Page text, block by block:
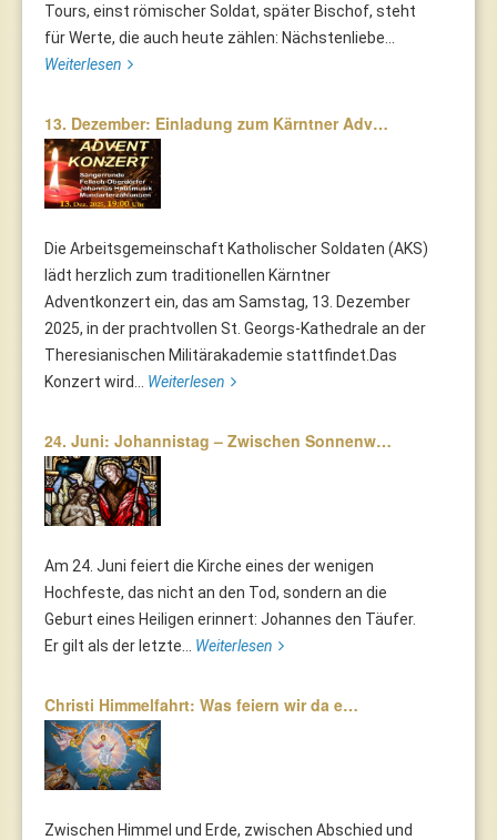
Tours, einst römischer Soldat, später Bischof, steht
für Werte, die auch heute zählen: Nächstenliebe...
Weiterlesen
13. Dezember: Einladung zum Kärntner Adv…
Die Arbeitsgemeinschaft Katholischer Soldaten (AKS)
lädt herzlich zum traditionellen Kärntner
Adventkonzert ein, das am Samstag, 13. Dezember
2025, in der prachtvollen St. Georgs-Kathedrale an der
Theresianischen Militärakademie stattfindet.Das
Konzert wird... Weiterlesen
24. Juni: Johannistag – Zwischen Sonnenw…
Am 24. Juni feiert die Kirche eines der wenigen
Hochfeste, das nicht an den Tod, sondern an die
Geburt eines Heiligen erinnert: Johannes den Täufer.
Er gilt als der letzte... Weiterlesen
Christi Himmelfahrt: Was feiern wir da e…
Zwischen Himmel und Erde, zwischen Abschied und